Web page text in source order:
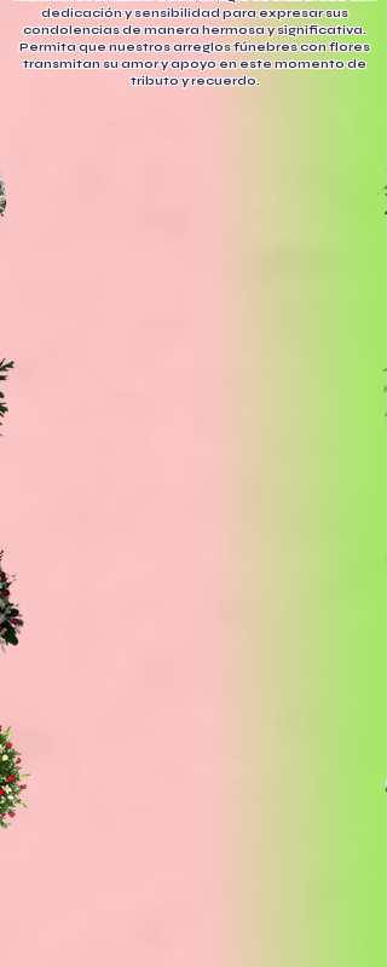
dedicación y sensibilidad para expresar sus
condolencias de manera hermosa y significativa.
Permita que nuestros arreglos fúnebres con flores
transmitan su amor y apoyo en este momento de
tributo y recuerdo.